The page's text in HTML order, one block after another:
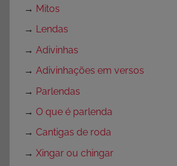
→ Mitos
→ Lendas
→ Adivinhas
→ Adivinhações em versos
→ Parlendas
→ O que é parlenda
→ Cantigas de roda
→ Xingar ou chingar